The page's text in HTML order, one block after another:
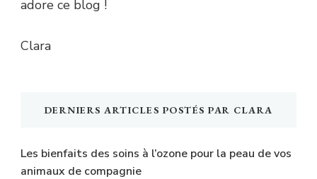
adore ce blog !
Clara
DERNIERS ARTICLES POSTÉS PAR CLARA
Les bienfaits des soins à l’ozone pour la peau de vos
animaux de compagnie